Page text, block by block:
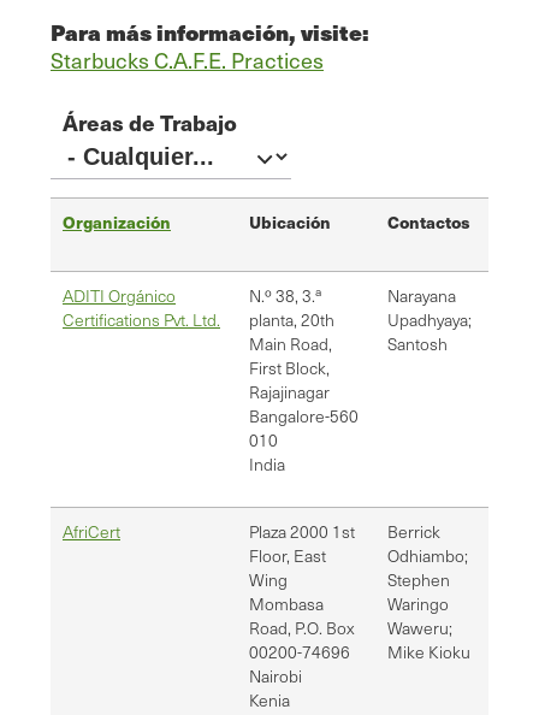
Para más información, visite:
Starbucks C.A.F.E. Practices
Áreas de Trabajo
Organización Ubicación Contactos
ADITI Orgánico
Certifications Pvt. Ltd.
N.º 38, 3.ª
planta, 20th
Main Road,
First Block,
Rajajinagar
Bangalore-560
010
India
Narayana
Upadhyaya;
Santosh
AfriCert
Plaza 2000 1st
Floor, East
Wing
Mombasa
Road, P.O. Box
00200-74696
Nairobi
Kenia
Berrick
Odhiambo;
Stephen
Waringo
Waweru;
Mike Kioku